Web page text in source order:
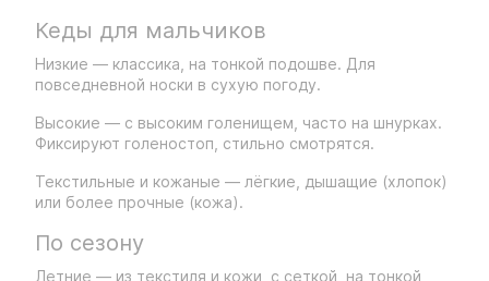
Кеды для мальчиков
Низкие — классика, на тонкой подошве. Для
повседневной носки в сухую погоду.
Высокие — с высоким голенищем, часто на шнурках.
Фиксируют голеностоп, стильно смотрятся.
Текстильные и кожаные — лёгкие, дышащие (хлопок)
или более прочные (кожа).
По сезону
Летние — из текстиля и кожи, с сеткой, на тонкой